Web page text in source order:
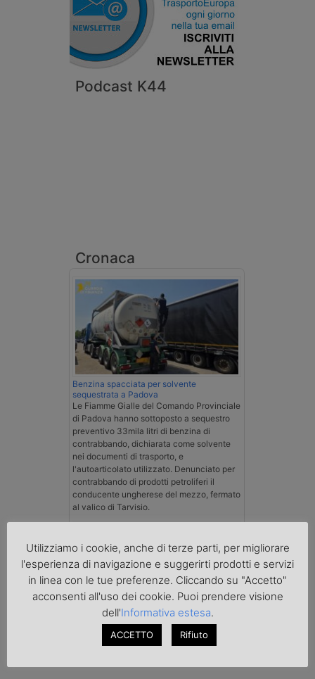
Podcast K44
Cronaca
Benzina spacciata per solvente
sequestrata a Padova
Le Fiamme Gialle del Comando Provinciale
di Padova hanno sottoposto a sequestro
preventivo 33mila litri di benzina di
contrabbando, dichiarata come solvente
nei documenti di trasporto, e
l'autoarticolato utilizzato. Denunciato per
contrabbando di prodotti petroliferi il
conducente ungherese del mezzo, fermato
al valico di Tarvisio.
Transpotalk
Utilizziamo i cookie, anche di terze parti, per migliorare
l'esperienza di navigazione e suggerirti prodotti e servizi
in linea con le tue preferenze. Cliccando su "Accetto"
acconsenti all'uso dei cookie. Puoi prendere visione
dell'Informativa estesa.
ACCETTO Rifiuto